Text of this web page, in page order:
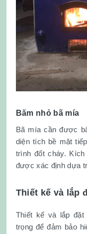
Băm nhỏ bã mía
Bã mía cần được
diện tích bề mặt
trình đốt cháy.
được xác định dựa
Thiết kế và lắp
Thiết kế và lắp
trọng để đảm bảo